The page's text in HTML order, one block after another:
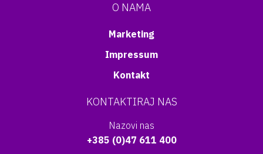
O NAMA
Marketing
Impressum
Kontakt
KONTAKTIRAJ NAS
Nazovi nas
+385 (0)47 611 400